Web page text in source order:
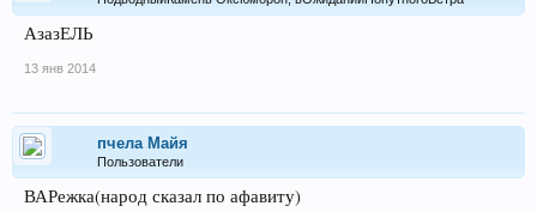
АзазЕЛЬ
13 янв 2014
пчела Майя
Пользователи
ВАРежка(народ сказал по афавиту)